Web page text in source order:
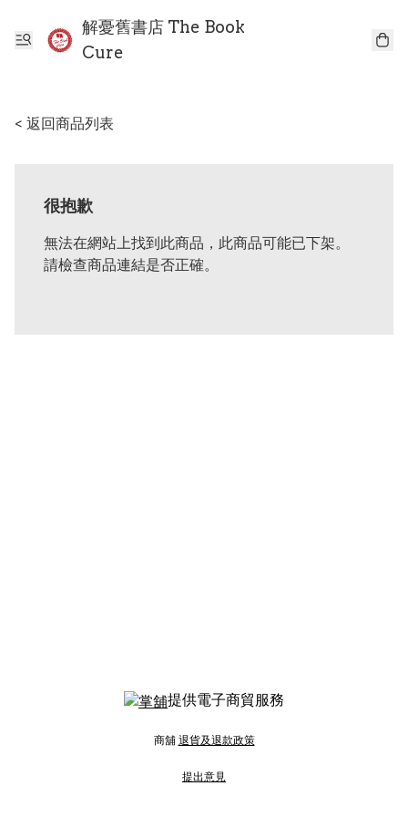
解憂舊書店 The Book
Cure
< 返回商品列表
很抱歉
無法在網站上找到此商品，此商品可能已下架。
請檢查商品連結是否正確。
提供電子商貿服務
商舖 退貨及退款政策
提出意見